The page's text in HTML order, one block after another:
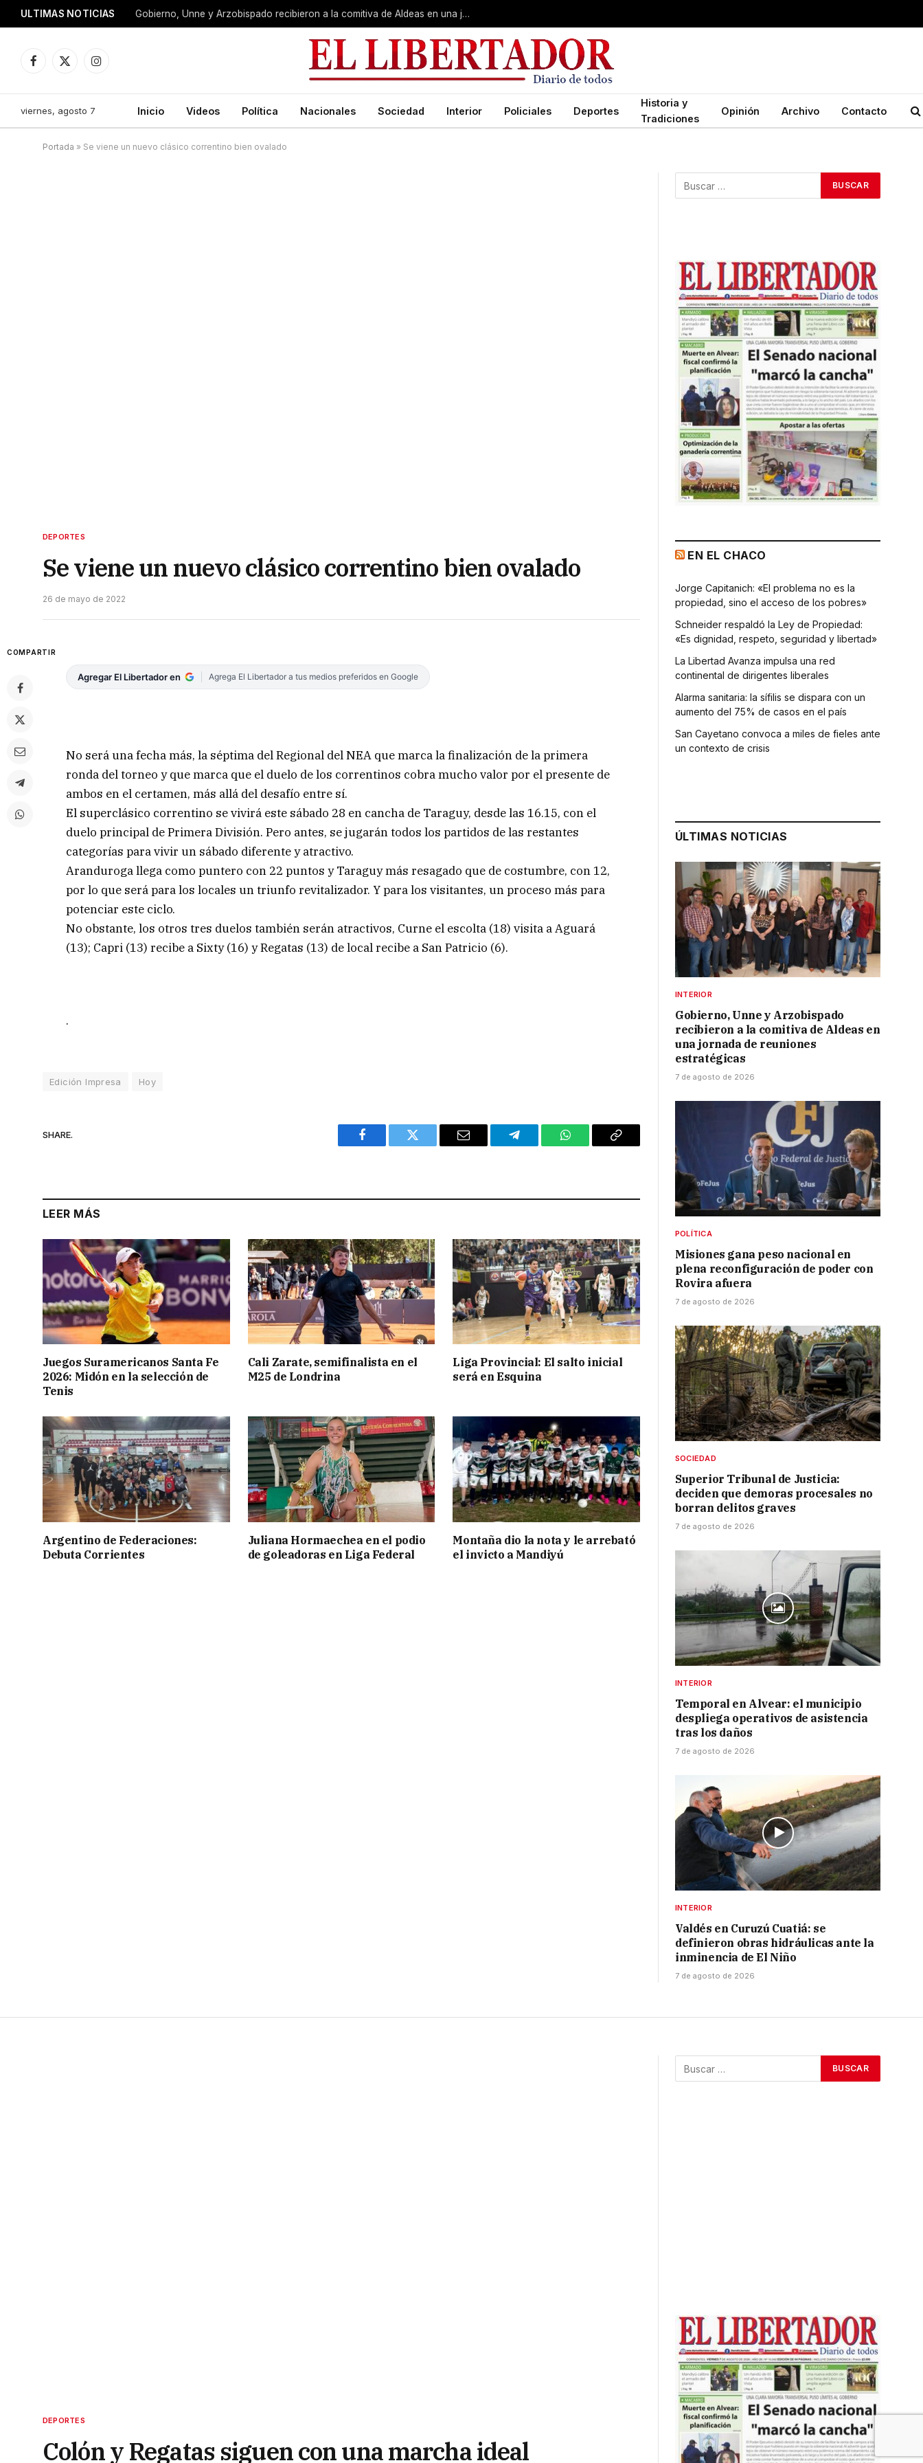
ULTIMAS NOTICIAS Gobierno, Unne y Arzobispado recibieron a la comitiva de Aldeas en una jornada de reuniones estratégicas
Facebook
X
Instagram
viernes, agosto 7 Inicio Videos Política Nacionales Sociedad Interior Policiales Deportes
Historia y
Tradiciones
Opinión Archivo Contacto
Portada » Se viene un nuevo clásico correntino bien ovalado
DEPORTES
Se viene un nuevo clásico correntino bien ovalado
26 de mayo de 2022
COMPARTIR
Agregar El Libertador en Agrega El Libertador a tus medios preferidos en Google
No será una fecha más, la séptima del Regional del NEA que marca la finalización de la primera
ronda del torneo y que marca que el duelo de los correntinos cobra mucho valor por el presente de
ambos en el certamen, más allá del desafío entre sí.
El superclásico correntino se vivirá este sábado 28 en cancha de Taraguy, desde las 16.15, con el
duelo principal de Primera División. Pero antes, se jugarán todos los partidos de las restantes
categorías para vivir un sábado diferente y atractivo.
Aranduroga llega como puntero con 22 puntos y Taraguy más resagado que de costumbre, con 12,
por lo que será para los locales un triunfo revitalizador. Y para los visitantes, un proceso más para
potenciar este ciclo.
No obstante, los otros tres duelos también serán atractivos, Curne el escolta (18) visita a Aguará
(13); Capri (13) recibe a Sixty (16) y Regatas (13) de local recibe a San Patricio (6).
.
Edición Impresa Hoy
SHARE.
Facebook Twitter Email Telegram WhatsAppCopy
LEER MÁS
Juegos Suramericanos Santa Fe
2026: Midón en la selección de
Tenis
Cali Zarate, semifinalista en el
M25 de Londrina
Liga Provincial: El salto inicial
será en Esquina
Argentino de Federaciones:
Debuta Corrientes
Juliana Hormaechea en el podio
de goleadoras en Liga Federal
Montaña dio la nota y le arrebató
el invicto a Mandiyú
EN EL CHACO
Jorge Capitanich: «El problema no es la
propiedad, sino el acceso de los pobres»
Schneider respaldó la Ley de Propiedad:
«Es dignidad, respeto, seguridad y libertad»
La Libertad Avanza impulsa una red
continental de dirigentes liberales
Alarma sanitaria: la sífilis se dispara con un
aumento del 75% de casos en el país
San Cayetano convoca a miles de fieles ante
un contexto de crisis
ÚLTIMAS NOTICIAS
INTERIOR
Gobierno, Unne y Arzobispado
recibieron a la comitiva de Aldeas en
una jornada de reuniones
estratégicas
7 de agosto de 2026
POLÍTICA
Misiones gana peso nacional en
plena reconfiguración de poder con
Rovira afuera
7 de agosto de 2026
SOCIEDAD
Superior Tribunal de Justicia:
deciden que demoras procesales no
borran delitos graves
7 de agosto de 2026
INTERIOR
Temporal en Alvear: el municipio
despliega operativos de asistencia
tras los daños
7 de agosto de 2026
INTERIOR
Valdés en Curuzú Cuatiá: se
definieron obras hidráulicas ante la
inminencia de El Niño
7 de agosto de 2026
DEPORTES
Colón y Regatas siguen con una marcha ideal